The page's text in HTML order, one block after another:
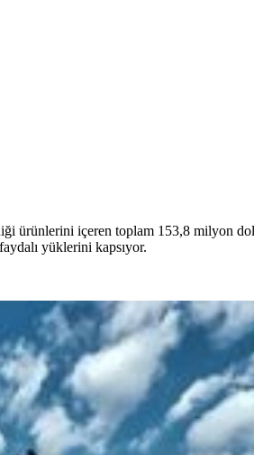
ürünlerini içeren toplam 153,8 milyon
yüklerini kapsıyor.